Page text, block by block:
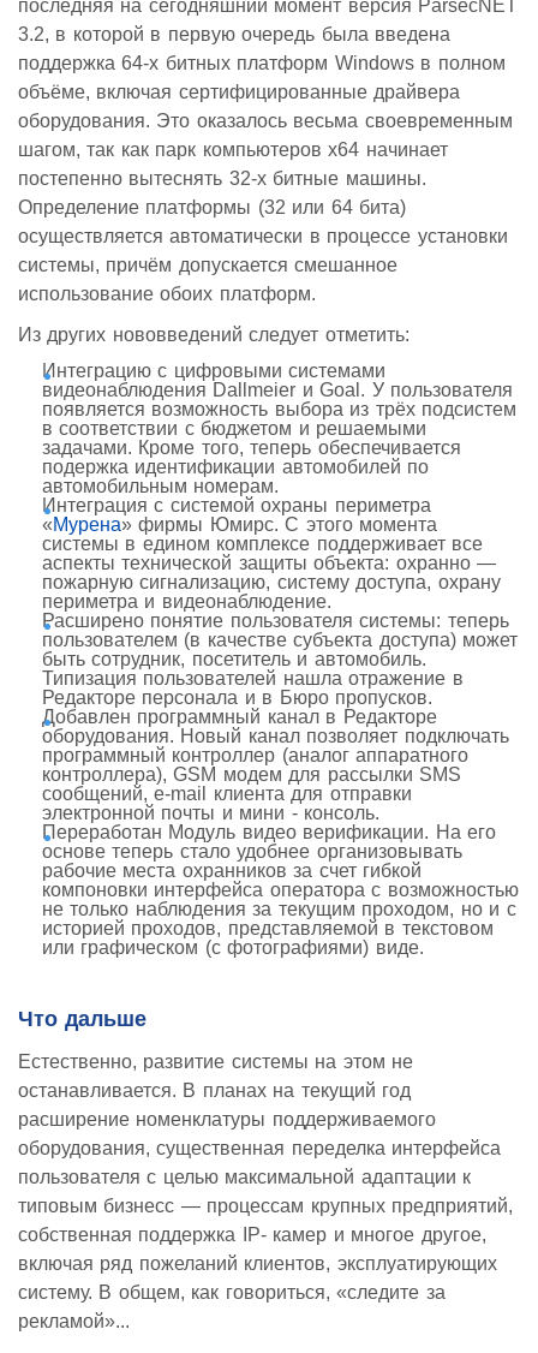
последняя на сегодняшний момент версия ParsecNET
3.2, в которой в первую очередь была введена
поддержка 64-х битных платформ Windows в полном
объёме, включая сертифицированные драйвера
оборудования. Это оказалось весьма своевременным
шагом, так как парк компьютеров х64 начинает
постепенно вытеснять 32-х битные машины.
Определение платформы (32 или 64 бита)
осуществляется автоматически в процессе установки
системы, причём допускается смешанное
использование обоих платформ.
Из других нововведений следует отметить:
Интеграцию с цифровыми системами
видеонаблюдения Dallmeier и Goal. У пользователя
появляется возможность выбора из трёх подсистем
в соответствии с бюджетом и решаемыми
задачами. Кроме того, теперь обеспечивается
подержка идентификации автомобилей по
автомобильным номерам.
Интеграция с системой охраны периметра
«Мурена» фирмы Юмирс. С этого момента
системы в едином комплексе поддерживает все
аспекты технической защиты объекта: охранно —
пожарную сигнализацию, систему доступа, охрану
периметра и видеонаблюдение.
Расширено понятие пользователя системы: теперь
пользователем (в качестве субъекта доступа) может
быть сотрудник, посетитель и автомобиль.
Типизация пользователей нашла отражение в
Редакторе персонала и в Бюро пропусков.
Добавлен программный канал в Редакторе
оборудования. Новый канал позволяет подключать
программный контроллер (аналог аппаратного
контроллера), GSM модем для рассылки SMS
сообщений, e-mail клиента для отправки
электронной почты и мини - консоль.
Переработан Модуль видео верификации. На его
основе теперь стало удобнее организовывать
рабочие места охранников за счет гибкой
компоновки интерфейса оператора с возможностью
не только наблюдения за текущим проходом, но и с
историей проходов, представляемой в текстовом
или графическом (с фотографиями) виде.
Что дальше
Естественно, развитие системы на этом не
останавливается. В планах на текущий год
расширение номенклатуры поддерживаемого
оборудования, существенная переделка интерфейса
пользователя с целью максимальной адаптации к
типовым бизнесс — процессам крупных предприятий,
собственная поддержка IP- камер и многое другое,
включая ряд пожеланий клиентов, эксплуатирующих
систему. В общем, как говориться, «следите за
рекламой»...